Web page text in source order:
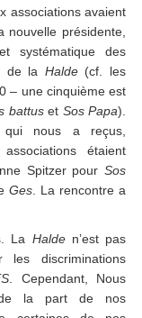
associations avaient
présidente,
systématique des
de la Halde(cf. les
– une cinquième est
battuset Sos Papa).
qui nous a reçus,
étaient
Spitzer pourSos
Ges . La rencontre a
La Halden’est pas
discriminations
. Cependant, Nous
de la part de nos